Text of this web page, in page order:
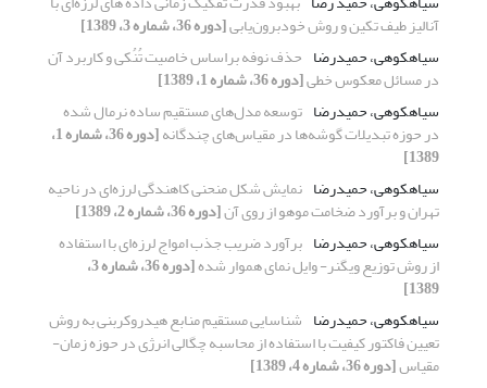
آنالیز طیف تکین و روش خودبرون‌یابی[دوره 36، شماره 3، 1389]
سیاهکوهی، حمیدرضا حذف نوفه براساس خاصیت تُنُکی و کاربرد آن
در مسائل معکوس خطی[دوره 36، شماره 1، 1389]
سیاهکوهی، حمیدرضا توسعه مدل‌های مستقیم ساده نرمال شده
در حوزه تبدیلات گوشه‌ها در مقیاس‌های چندگانه [دوره 36، شماره 1،
1389]
سیاهکوهی، حمیدرضا نمایش شکل منحنی کاهندگی لرزه‌ای در ناحیه
تهران و برآورد ضخامت موهو از روی آن[دوره 36، شماره 2، 1389]
سیاهکوهی، حمیدرضا برآورد ضریب جذب امواج لرزه‌ای با استفاده
از روش توزیع ویگنر- وایل نمای هموار ‌شده [دوره 36، شماره 3،
1389]
سیاهکوهی، حمیدرضا شناسایی مستقیم منابع هیدروکربنی به روش
تعیین فاکتور کیفیت با استفاده از محاسبه چگالی انرژی در حوزه زمان-
مقیاس[دوره 36، شماره 4، 1389]